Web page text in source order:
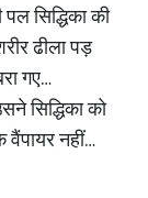
सिद्धिका की
ढीला पड़
गए…
सिद्धिका को
वैंपायर नहीं…